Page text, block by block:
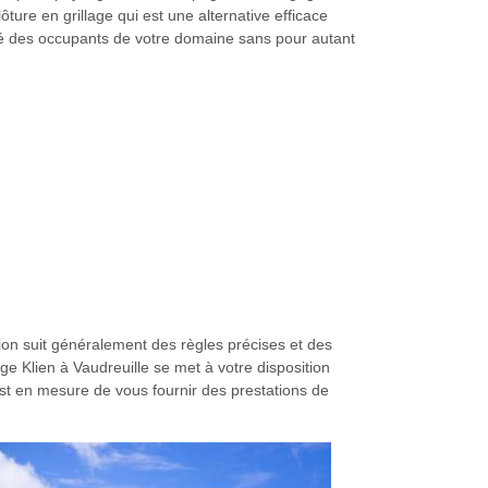
en grillage qui est une alternative efficace
des occupants de votre domaine sans pour autant
suit généralement des règles précises et des
Klien à Vaudreuille se met à votre disposition
en mesure de vous fournir des prestations de